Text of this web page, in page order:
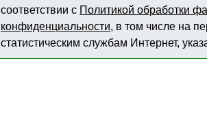
соответствии с Политикой обработки
конфиденциальности, в том числе на
статистическим службам Интернет,